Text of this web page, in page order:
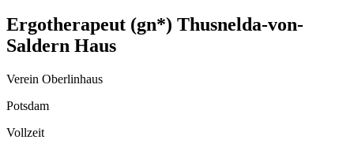
Ergotherapeut (gn*) Thusnelda-von-
Saldern Haus
Verein Oberlinhaus
Potsdam
Vollzeit